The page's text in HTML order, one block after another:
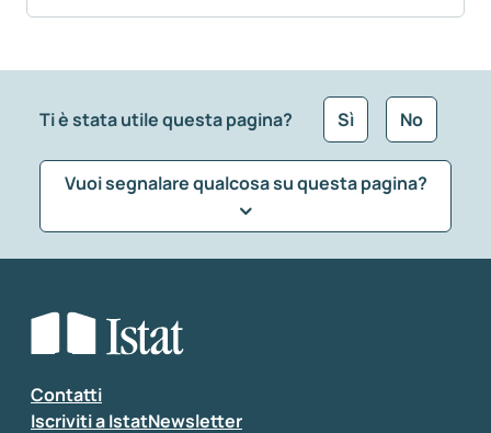
Ti è stata utile questa pagina? Sì No
Vuoi segnalare qualcosa su questa pagina?
Seleziona la tipologia della segnalazione
Inserisci il tuo commento
Contatti
Iscriviti a IstatNewsletter